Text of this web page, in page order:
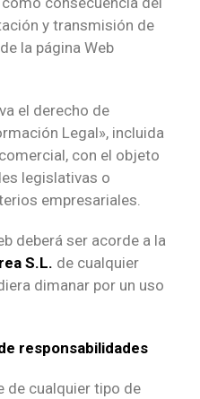
y transmisión de
la página Web
el derecho de
Legal», incluida
con el objeto
legislativas o
empresariales.
deberá ser acorde a la
S.L. de cualquier
dimanar por un uso
responsabilidades
de cualquier tipo de